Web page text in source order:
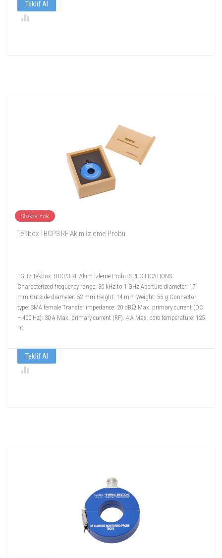
Teklif Al
Stokta Yok
Tekbox TBCP3 RF Akım İzleme Probu
1GHz Tekbox TBCP3 RF Akım İzleme Probu SPECIFICATIONS
Characterized frequency range: 30 kHz to 1 GHz Aperture diameter: 17
mm Outside diameter: 52 mm Height: 14 mm Weight: 55 g Connector
type: SMA female Transfer impedance: 20 dBΩ Max. primary current (DC
– 400 Hz): 30 A Max. primary current (RF): 4 A Max. core temperature: 125
°C
Teklif Al